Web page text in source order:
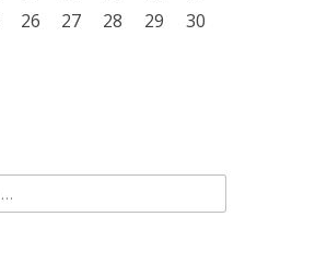
26 27 28 29
30